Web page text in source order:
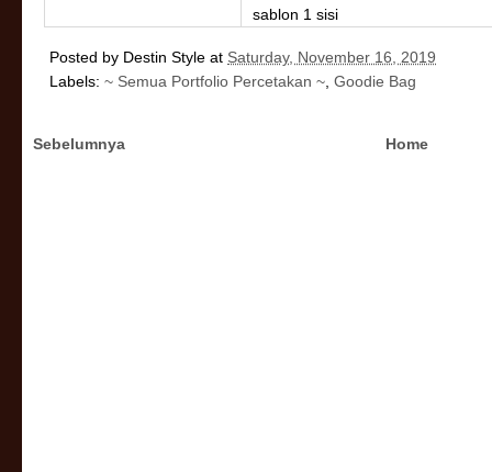
sablon 1 sisi
Posted by Destin Style at Saturday, November 16, 2019
Labels: ~ Semua Portfolio Percetakan ~ Goodie Bag
Sebelumnya Home